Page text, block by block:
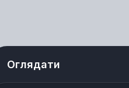
Оглядати